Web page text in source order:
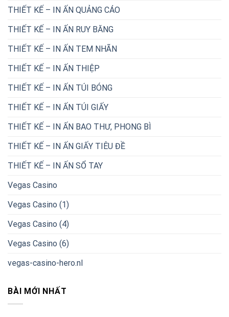
THIẾT KẾ – IN ẤN QUẢNG CÁO
THIẾT KẾ – IN ẤN RUY BĂNG
THIẾT KẾ – IN ẤN TEM NHÃN
THIẾT KẾ – IN ẤN THIỆP
THIẾT KẾ – IN ẤN TÚI BÓNG
THIẾT KẾ – IN ẤN TÚI GIẤY
THIẾT KẾ – IN ẤN BAO THƯ, PHONG BÌ
THIẾT KẾ – IN ẤN GIẤY TIÊU ĐỀ
THIẾT KẾ – IN ẤN SỔ TAY
Vegas Casino
Vegas Casino (1)
Vegas Casino (4)
Vegas Casino (6)
vegas-casino-hero.nl
BÀI MỚI NHẤT